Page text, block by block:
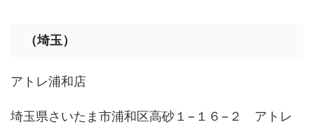
（埼玉）
アトレ浦和店
埼玉県さいたま市浦和区高砂１−１６−２ アトレ